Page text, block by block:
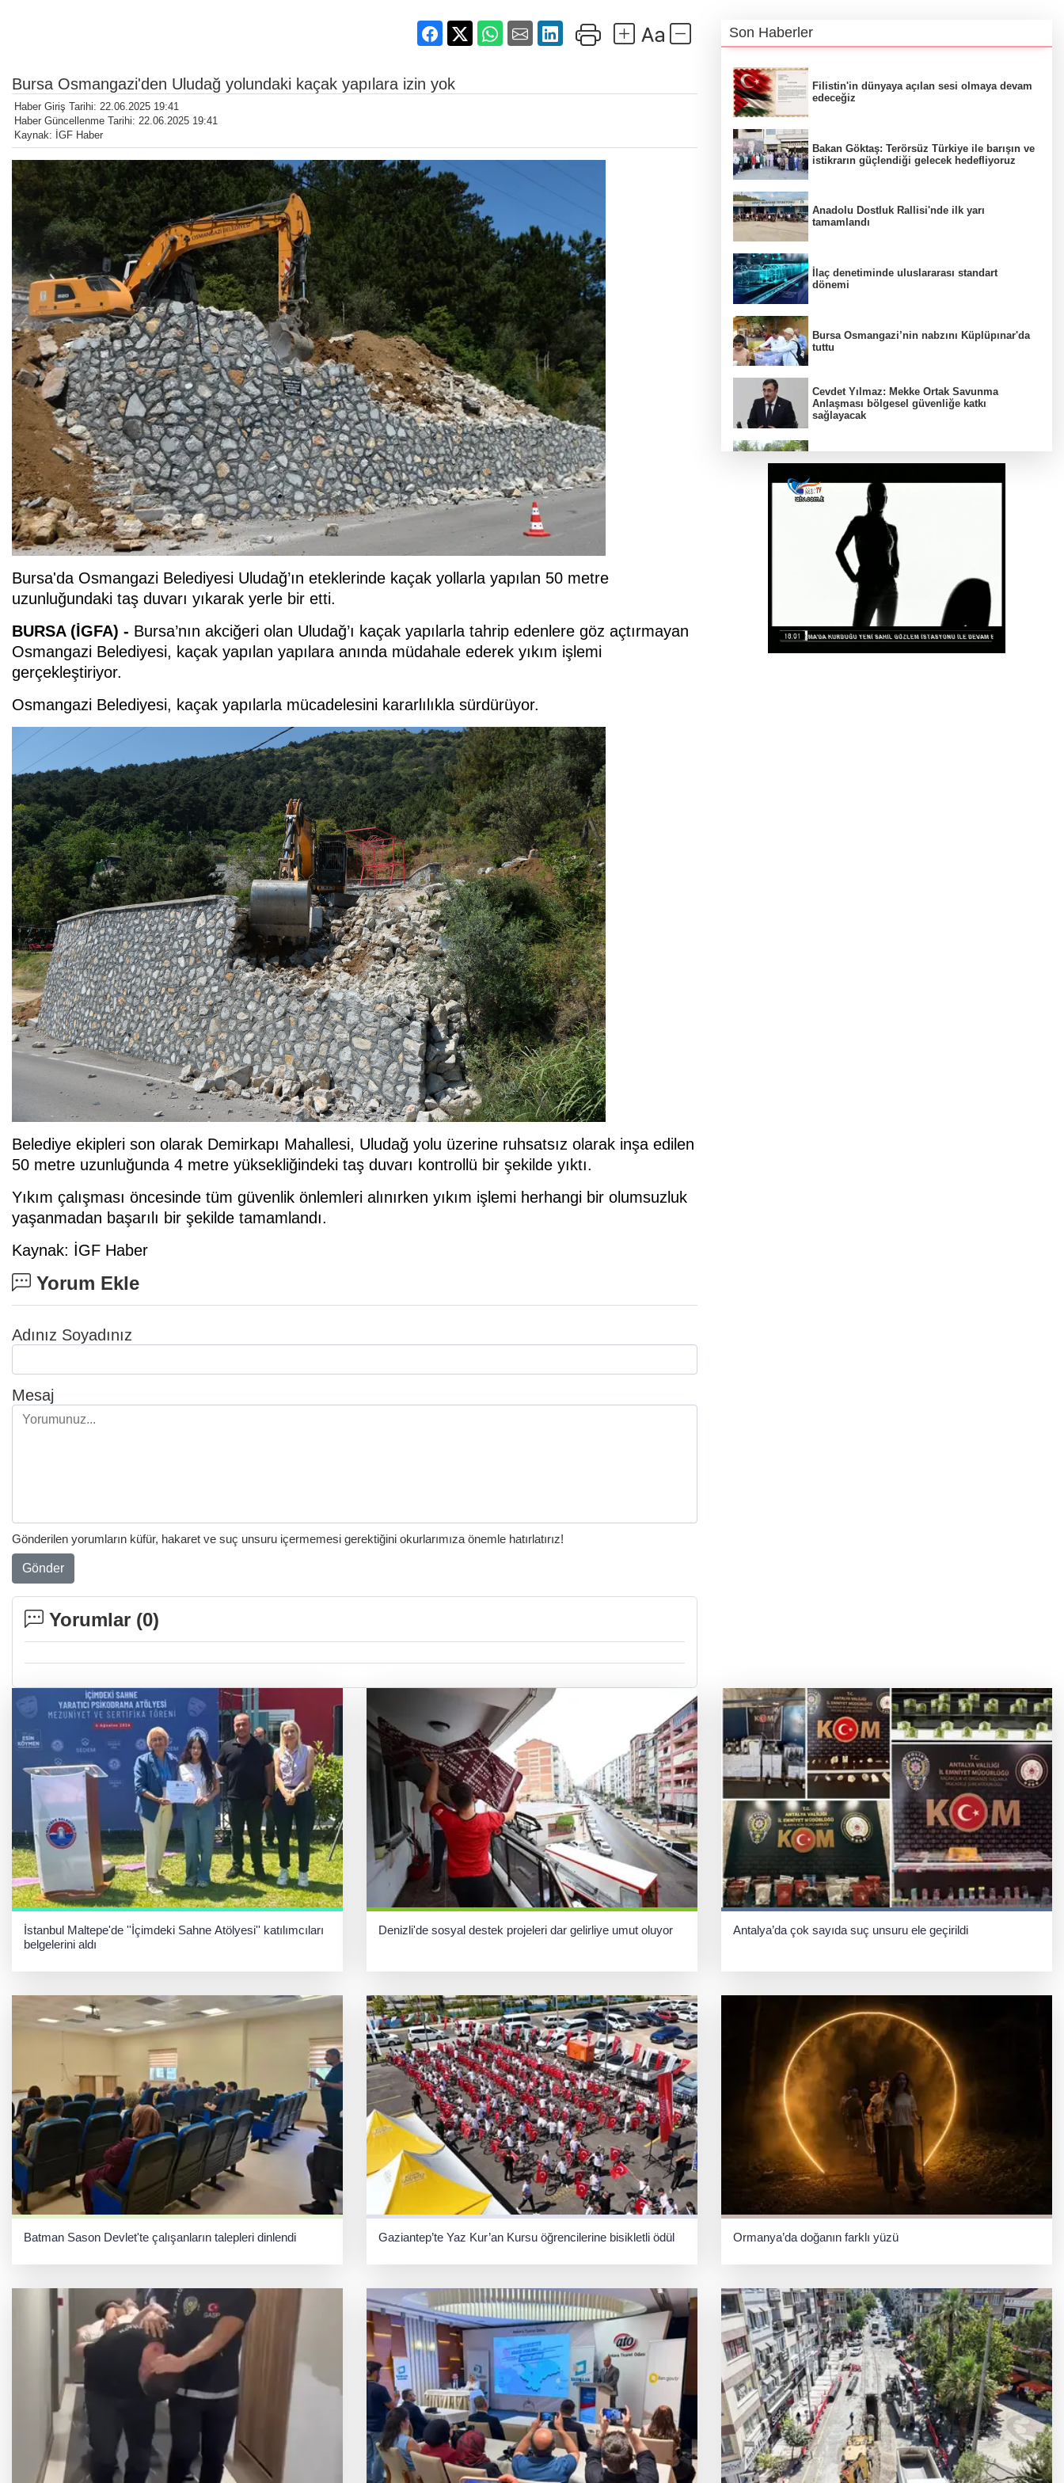
Bursa Osmangazi'den Uludağ yolundaki kaçak yapılara izin yok
Haber Giriş Tarihi: 22.06.2025 19:41
Haber Güncellenme Tarihi: 22.06.2025 19:41
Kaynak: İGF Haber
Bursa'da Osmangazi Belediyesi Uludağ’ın eteklerinde kaçak yollarla yapılan 50 metre
uzunluğundaki taş duvarı yıkarak yerle bir etti.
BURSA (İGFA) - Bursa’nın akciğeri olan Uludağ’ı kaçak yapılarla tahrip edenlere göz açtırmayan
Osmangazi Belediyesi, kaçak yapılan yapılara anında müdahale ederek yıkım işlemi
gerçekleştiriyor.
Osmangazi Belediyesi, kaçak yapılarla mücadelesini kararlılıkla sürdürüyor.
Belediye ekipleri son olarak Demirkapı Mahallesi, Uludağ yolu üzerine ruhsatsız olarak inşa edilen
50 metre uzunluğunda 4 metre yüksekliğindeki taş duvarı kontrollü bir şekilde yıktı.
Yıkım çalışması öncesinde tüm güvenlik önlemleri alınırken yıkım işlemi herhangi bir olumsuzluk
yaşanmadan başarılı bir şekilde tamamlandı.
Kaynak: İGF Haber
Yorum Ekle
Adınız Soyadınız
Mesaj
Gönderilen yorumların küfür, hakaret ve suç unsuru içermemesi gerektiğini okurlarımıza önemle hatırlatırız!
Gönder
Yorumlar (0)
Son Haberler
Filistin'in dünyaya açılan sesi olmaya devam
edeceğiz
Bakan Göktaş: Terörsüz Türkiye ile barışın ve
istikrarın güçlendiği gelecek hedefliyoruz
Anadolu Dostluk Rallisi'nde ilk yarı
tamamlandı
İlaç denetiminde uluslararası standart
dönemi
Bursa Osmangazi’nin nabzını Küplüpınar'da
tuttu
Cevdet Yılmaz: Mekke Ortak Savunma
Anlaşması bölgesel güvenliğe katkı
sağlayacak
Kütahya’da komşuluk bağları güçleniyor
Eskişehir'de Kentpark Yapay Plajı yeni
sezonda hizmete açıldı
Muğla Seydikemer’de yaralar hızla sarılıyor
İstanbul Maltepe'de ''İçimdeki Sahne Atölyesi'' katılımcıları
belgelerini aldı
Denizli'de sosyal destek projeleri dar gelirliye umut oluyor Antalya’da çok sayıda suç unsuru ele geçirildi
Batman Sason Devlet'te çalışanların talepleri dinlendi Gaziantep’te Yaz Kur’an Kursu öğrencilerine bisikletli ödül Ormanya’da doğanın farklı yüzü